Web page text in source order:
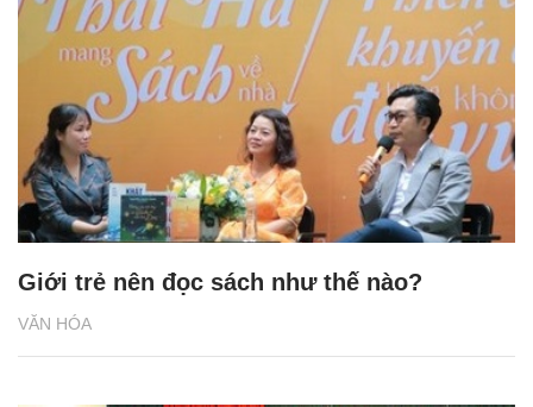
VĂN HÓA
Giới trẻ nên đọc sách như thế nào?